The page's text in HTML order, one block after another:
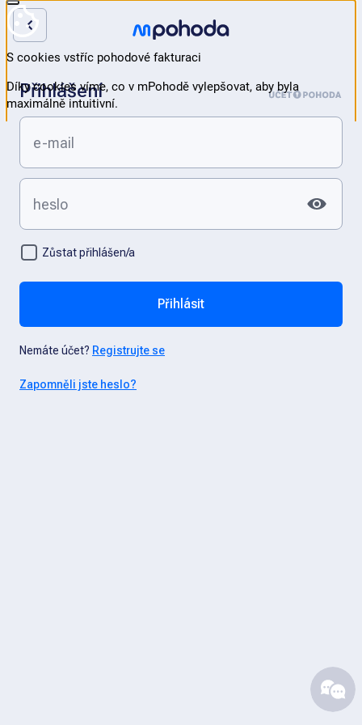
Přihlášení
Zůstat přihlášen/a
Přihlásit
Nemáte účet? Registrujte se
Zapomněli jste heslo?